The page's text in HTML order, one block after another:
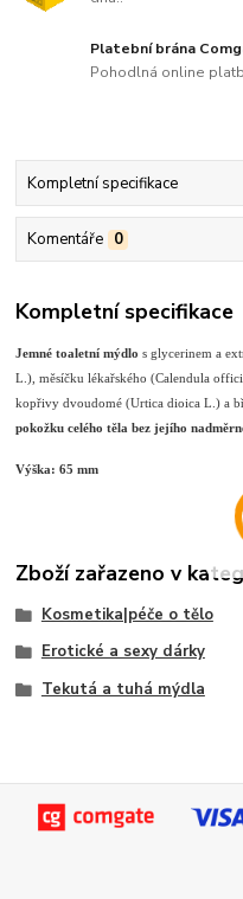
Platební brána
Pohodlná online
Kompletní specifikace
Komentáře 0
Kompletní specifikace
Jemné toaletní mýdlo s glycerinem a
L.), měsíčku lékařského (Calendula
kopřivy dvoudomé (Urtica dioica L.) a
pokožku celého těla bez jejího
Výška: 65 mm
Zboží zařazeno v
Kosmetika|péče o tělo
Erotické a sexy dárky
Tekutá a tuhá mýdla